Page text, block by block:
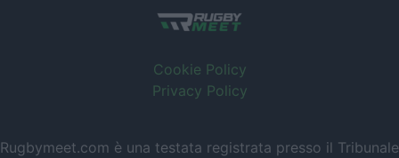
Cookie Policy
Privacy Policy
Rugbymeet.com è una testata registrata presso il Tribunale